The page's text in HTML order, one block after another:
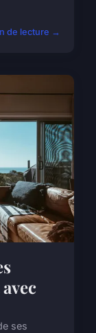
de lecture →
ses